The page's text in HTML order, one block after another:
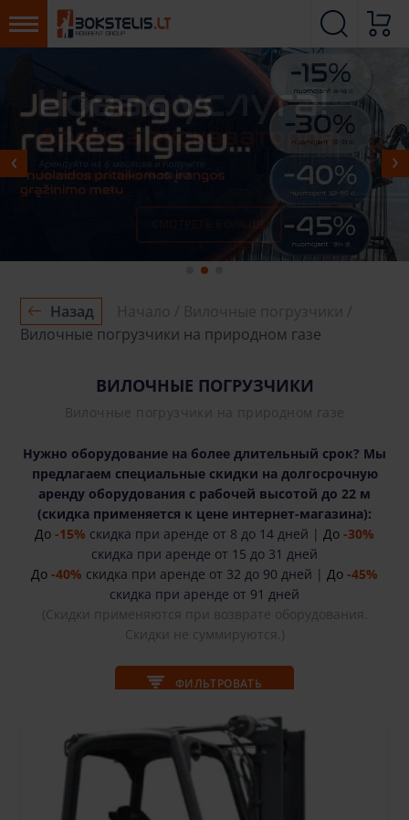
СМОТРЕТЬ БОЛЬШЕ
Назад Начало
Вилочные погрузчики
Вилочные погрузчики на природном газе
ВИЛОЧНЫЕ ПОГРУЗЧИКИ
Вилочные погрузчики на природном газе
Нужно оборудование на более длительный срок? Мы
предлагаем специальные скидки на долгосрочную
аренду оборудования с рабочей высотой до 22 м
(cкидка применяется к цене интернет-магазина):
До -15% скидка при аренде от 8 до 14 дней | До -30%
скидка при аренде от 15 до 31 дней
До -40% скидка при аренде от 32 до 90 дней | До -45%
скидка при аренде от 91 дней
(Скидки применяются при возврате оборудования.
Скидки не суммируются.)
ФИЛЬТРОВАТЬ